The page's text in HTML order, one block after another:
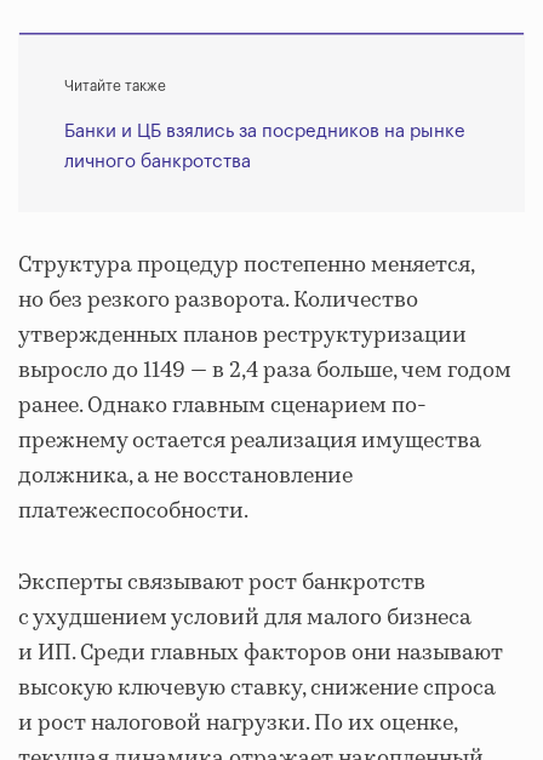
Читайте также
Банки и ЦБ взялись за посредников на рынке
личного банкротства
Структура процедур постепенно меняется,
но без резкого разворота. Количество
утвержденных планов реструктуризации
выросло до 1149 — в 2,4 раза больше, чем годом
ранее. Однако главным сценарием по-
прежнему остается реализация имущества
должника, а не восстановление
платежеспособности.
Эксперты связывают рост банкротств
с ухудшением условий для малого бизнеса
и ИП. Среди главных факторов они называют
высокую ключевую ставку, снижение спроса
и рост налоговой нагрузки. По их оценке,